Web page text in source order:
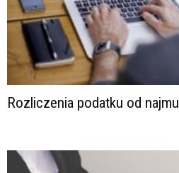
Rozliczenia podatku od najmu